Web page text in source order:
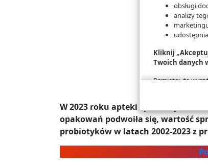
W 2023 roku apteki sprzedały 23
opakowań podwoiła się, wartość
probiotyków w latach 2002-2023 z
obsługi
analizy
Kliknij
Twoich danych
Pamiętaj, że
na
konfigurację
Więcej informacji